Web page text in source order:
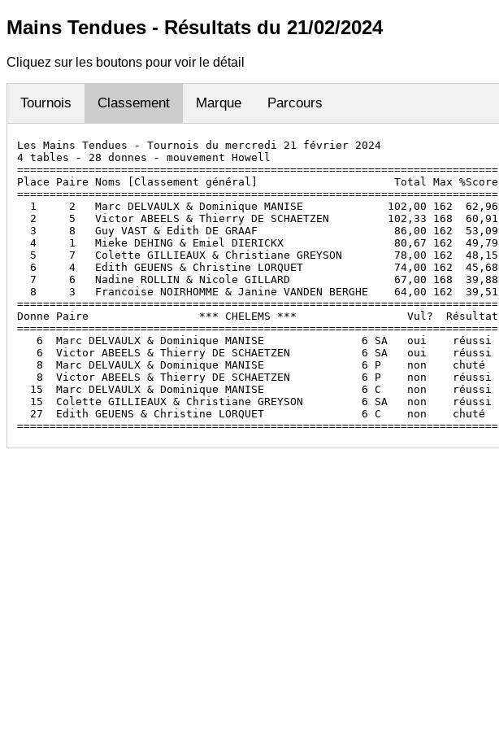
Mains Tendues - Résultats du 21/02/2024
Cliquez sur les boutons pour voir le détail
Tournois Classement Marque Parcours
Les Mains Tendues - Tournois du mercredi 21 février 2024
4 tables - 28 donnes - mouvement Howell
==========================================================================
Place Paire Noms [Classement général]                     Total Max %Score
==========================================================================
  1     2   Marc DELVAULX & Dominique MANISE             102,00 162  62,96
  2     5   Victor ABEELS & Thierry DE SCHAETZEN         102,33 168  60,91
  3     8   Guy VAST & Edith DE GRAAF                     86,00 162  53,09
  4     1   Mieke DEHING & Emiel DIERICKX                 80,67 162  49,79
  5     7   Colette GILLIEAUX & Christiane GREYSON        78,00 162  48,15
  6     4   Edith GEUENS & Christine LORQUET              74,00 162  45,68
  7     6   Nadine ROLLIN & Nicole GILLARD                67,00 168  39,88
  8     3   Francoise NOIRHOMME & Janine VANDEN BERGHE    64,00 162  39,51
==========================================================================
Donne Paire                 *** CHELEMS ***                 Vul?  Résultat
==========================================================================
   6  Marc DELVAULX & Dominique MANISE               6 SA   oui    réussi
   6  Victor ABEELS & Thierry DE SCHAETZEN           6 SA   oui    réussi
   8  Marc DELVAULX & Dominique MANISE               6 P    non    chuté
   8  Victor ABEELS & Thierry DE SCHAETZEN           6 P    non    réussi
  15  Marc DELVAULX & Dominique MANISE               6 C    non    réussi
  15  Colette GILLIEAUX & Christiane GREYSON         6 SA   non    réussi
  27  Edith GEUENS & Christine LORQUET               6 C    non    chuté